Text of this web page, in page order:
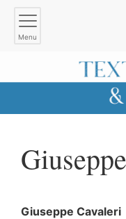
Menu
Giuseppe
Giuseppe Cavaleri